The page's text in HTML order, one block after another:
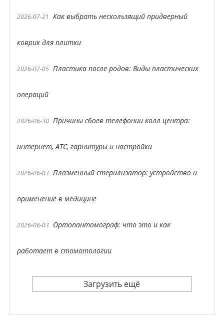
2026-07-21 Как выбрать нескользящий придверный
коврик для плитки
2026-07-05 Пластика после родов: Виды пластических
операций
2026-06-30 Причины сбоев телефонии колл центра:
интернет, АТС, гарнитуры и настройки
2026-06-03 Плазменный стерилизатор: устройство и
применение в медицине
2026-06-03 Ортопантомограф: что это и как
работает в стоматологии
Загрузить ещё